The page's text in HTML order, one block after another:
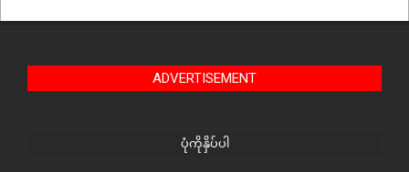
ADVERTISEMENT
ပုံကိုနှိပ်ပါ